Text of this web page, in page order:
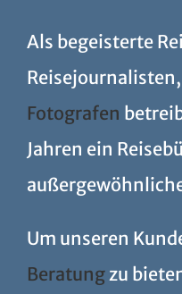
Als begeisterte
Fotografen
Jahren ein
Um unseren
Beratungzu